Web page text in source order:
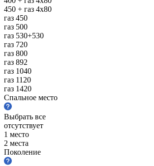
450 + газ 4х80
газ 450
газ 500
газ 530+530
газ 720
газ 800
газ 892
газ 1040
газ 1120
газ 1420
Спальное место
Выбрать все
отсутствует
1 место
2 места
Поколение